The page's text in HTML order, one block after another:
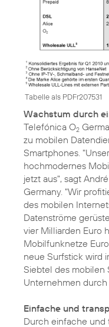
Tabelle als PDFr207531
Wachstum durch
Telefónica O2
zu mobilen
Smartphones.
hochmodernes
jetzt aus", sagt
Germany. "Wir
des mobilen
Datenströme
vier Milliarden Euro
Mobilfunknetze
neue Surfstick wird
Siebtel des mobilen
Unternehmen durch
Einfache und
Durch einfache und